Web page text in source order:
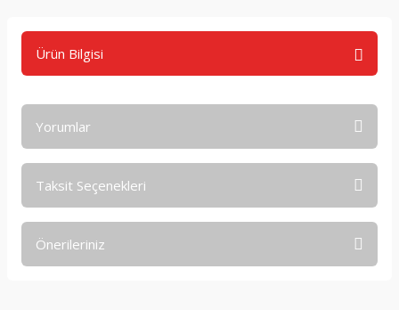
Ürün Bilgisi
Yorumlar
Taksit Seçenekleri
Önerileriniz